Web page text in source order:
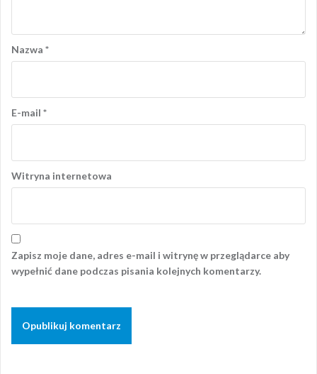
Nazwa *
E-mail *
Witryna internetowa
Zapisz moje dane, adres e-mail i witrynę w przeglądarce aby
wypełnić dane podczas pisania kolejnych komentarzy.